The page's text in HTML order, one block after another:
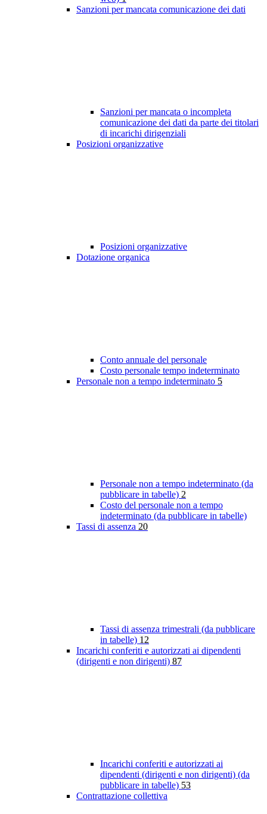
Sanzioni per mancata comunicazione dei dati
Sanzioni per mancata o incompleta
comunicazione dei dati da parte dei titolari
di incarichi dirigenziali
Posizioni organizzative
Posizioni organizzative
Dotazione organica
Conto annuale del personale
Costo personale tempo indeterminato
Personale non a tempo indeterminato 5
Personale non a tempo indeterminato (da
pubblicare in tabelle) 2
Costo del personale non a tempo
indeterminato (da pubblicare in tabelle)
Tassi di assenza 20
Tassi di assenza trimestrali (da pubblicare
in tabelle) 12
Incarichi conferiti e autorizzati ai dipendenti
(dirigenti e non dirigenti) 87
Incarichi conferiti e autorizzati ai
dipendenti (dirigenti e non dirigenti) (da
pubblicare in tabelle) 53
Contrattazione collettiva